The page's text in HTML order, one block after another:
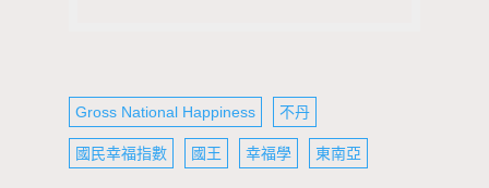
Gross National Happiness 不丹
國民幸福指數 國王 幸福學 東南亞